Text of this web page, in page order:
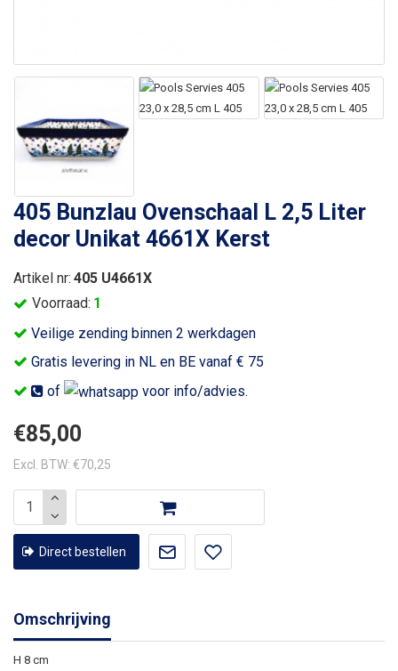
405 Bunzlau Ovenschaal L 2,5 Liter
decor Unikat 4661X Kerst
Veilige zending binnen 2 werkdagen
Gratis levering in NL en BE vanaf € 75
of
voor info/advies.
Voorraad: 1
Artikel nr: 405 U4661X
€85,00
Excl. BTW: €70,25
Direct bestellen
Omschrijving
H 8 cm